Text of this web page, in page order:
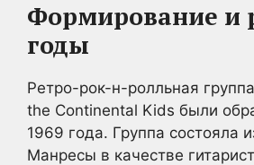
Формирование и
годы
Ретро-рок-н-ролльная
the Continental Kids были
1969 года. Группа состояла
Манресы в качестве